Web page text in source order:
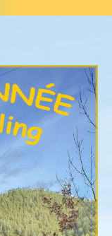
newnewnew